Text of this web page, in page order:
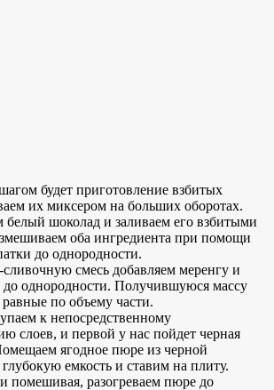
будет приготовление взбитых
их миксером на больших оборотах.
белый шоколад и заливаем его взбитыми
оба ингредиента при помощи
до однородности.
смесь добавляем меренгу и
однородности. Получившуюся массу
по объему части.
к непосредственному
слоев, и первой у нас пойдет черная
ягодное пюре из черной
емкость и ставим на плиту.
помешивая, разогреваем пюре до